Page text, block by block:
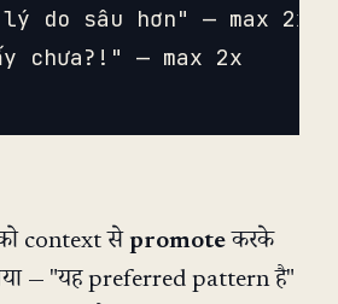
do sâu hơn" — max 2x
chưa?!" — max 2x
context सेpromote करके
— "यह preferred pattern है"